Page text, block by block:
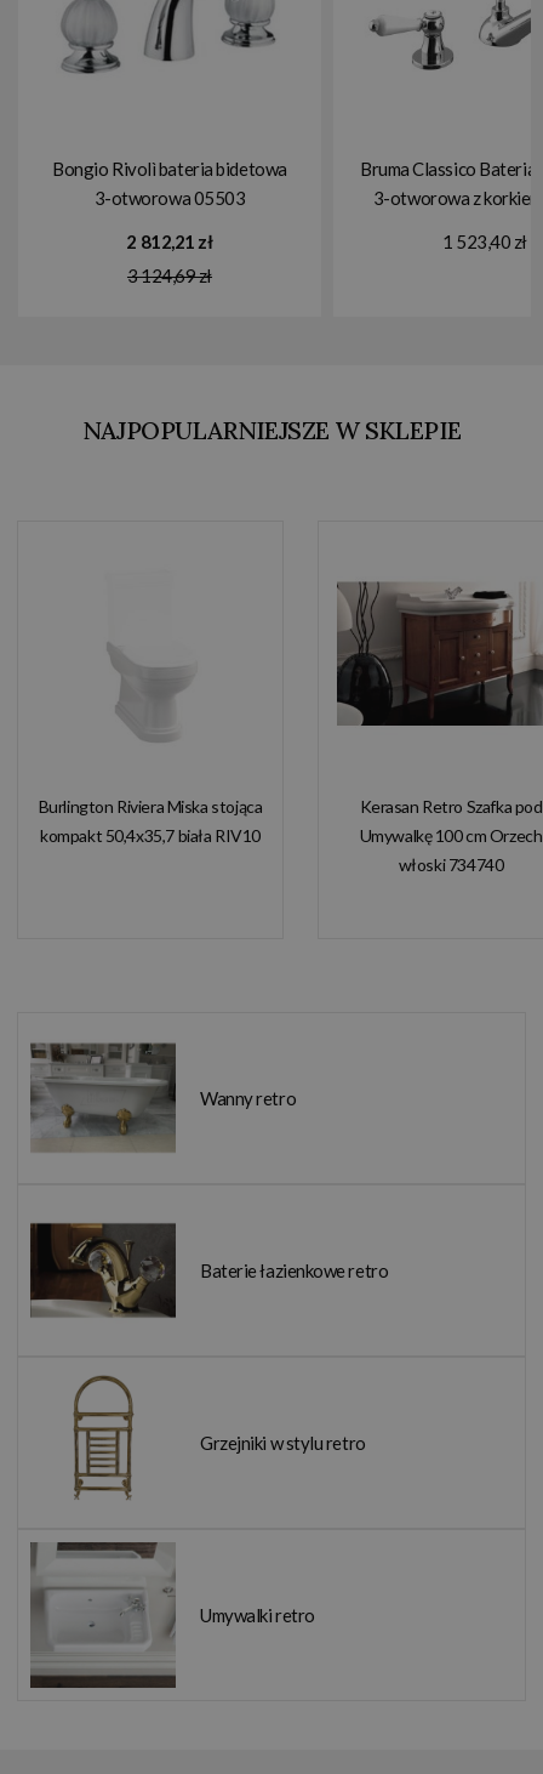
Bongio Rivolì bateria bidetowa
3-otworowa 05503
2 812,21 zł
3 124,69 zł
Bruma Classico Bateria
3-otworowa z
1 523,40 zł
NAJPOPULARNIEJSZE W SKLEPIE
Burlington Riviera Miska stojąca
kompakt 50,4x35,7 biała RIV10
Kerasan Retro Szafka pod
Umywalkę 100 cm Orzech
włoski 734740
Wanny retro
Baterie łazienkowe retro
Grzejniki w stylu retro
Umywalki retro